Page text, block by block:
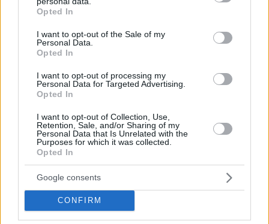
grant or deny consent to Google and its third-party tags to
use your data for below specified purposes in below Google
consent section.
Opted In
I want to opt-out of the Sale of my
Personal Data.
Opted In
I want to opt-out of processing my
Personal Data for Targeted Advertising.
Opted In
I want to opt-out of Collection, Use,
Retention, Sale, and/or Sharing of my
Personal Data that Is Unrelated with the
Purposes for which it was collected.
Opted In
Google consents
CONFIRM